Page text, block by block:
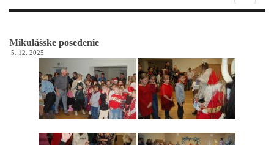
Mikulášske posedenie
5. 12. 2025